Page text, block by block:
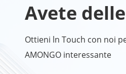
Avete
Ottieni ln Touch con noi
AMONGO interessante